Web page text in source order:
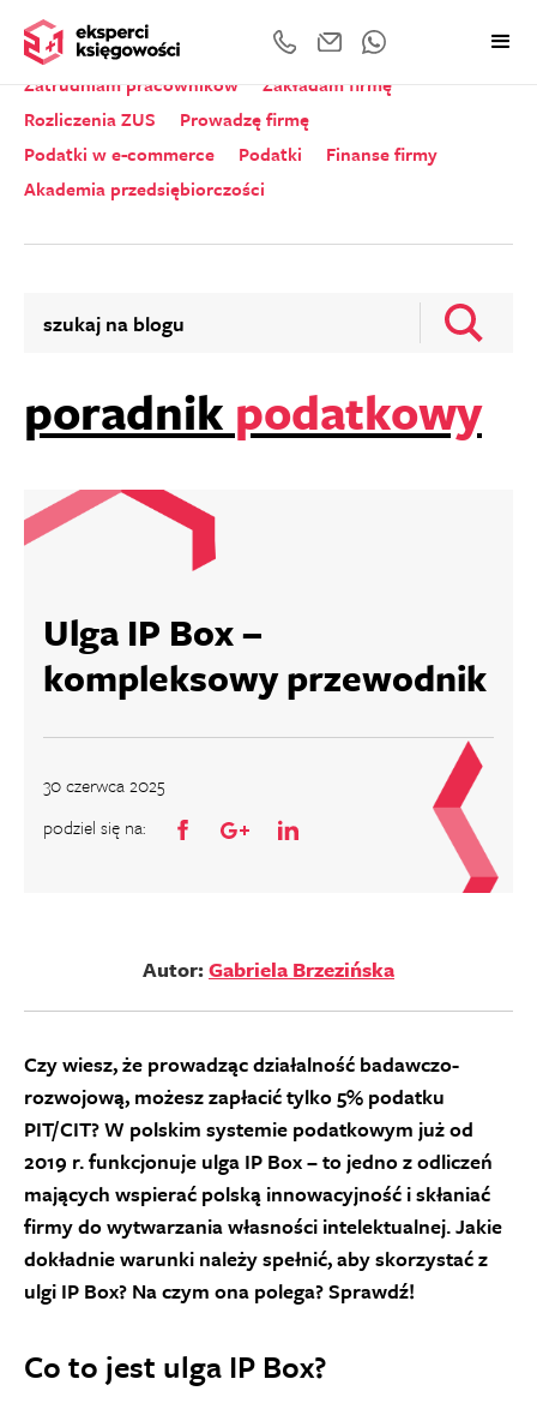
Wszystkie kategorie
Zeznania roczne
Zatrudniam pracowników
Zakładam firmę
Rozliczenia ZUS
Prowadzę firmę
Podatki w e-commerce
Podatki
Finanse firmy
Akademia przedsiębiorczości
poradnik podatkowy
Ulga IP Box –
kompleksowy przewodnik
30 czerwca 2025
podziel się na:
Autor:Gabriela Brzezińska
Czy wiesz, że prowadząc działalność badawczo-
rozwojową, możesz zapłacić tylko 5% podatku
PIT/CIT? W polskim systemie podatkowym już od
2019 r. funkcjonuje ulga IP Box – to jedno z odliczeń
mających wspierać polską innowacyjność i skłaniać
firmy do wytwarzania własności intelektualnej. Jakie
dokładnie warunki należy spełnić, aby skorzystać z
ulgi IP Box? Na czym ona polega? Sprawdź!
Co to jest ulga IP Box?